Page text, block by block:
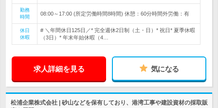
勤務
時間
08:00～17:00 (所定労働時間8時間) 休憩：60分時間外労働：有
休日
休暇
# ＼年間休日125日／* 完全週休2日制（土・日）* 祝日* 夏季休暇
（3日）* 年末年始休暇（4…
求人詳細を見る 気になる
松浦企業株式会社 | 砂山などを保有しており、港湾工事や建設資材の採取販